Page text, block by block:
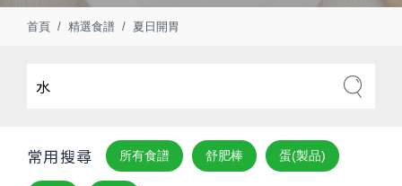
首頁 精選食譜 夏日開胃
常用搜尋 所有食譜 舒肥棒 蛋(製品)